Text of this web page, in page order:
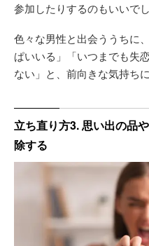
参加したりするのもいいでし
色々な男性と出会ううちに
ぱいいる」「いつまでも失
ない」と、前向きな気持ち
立ち直り方3. 思い出の品
除する